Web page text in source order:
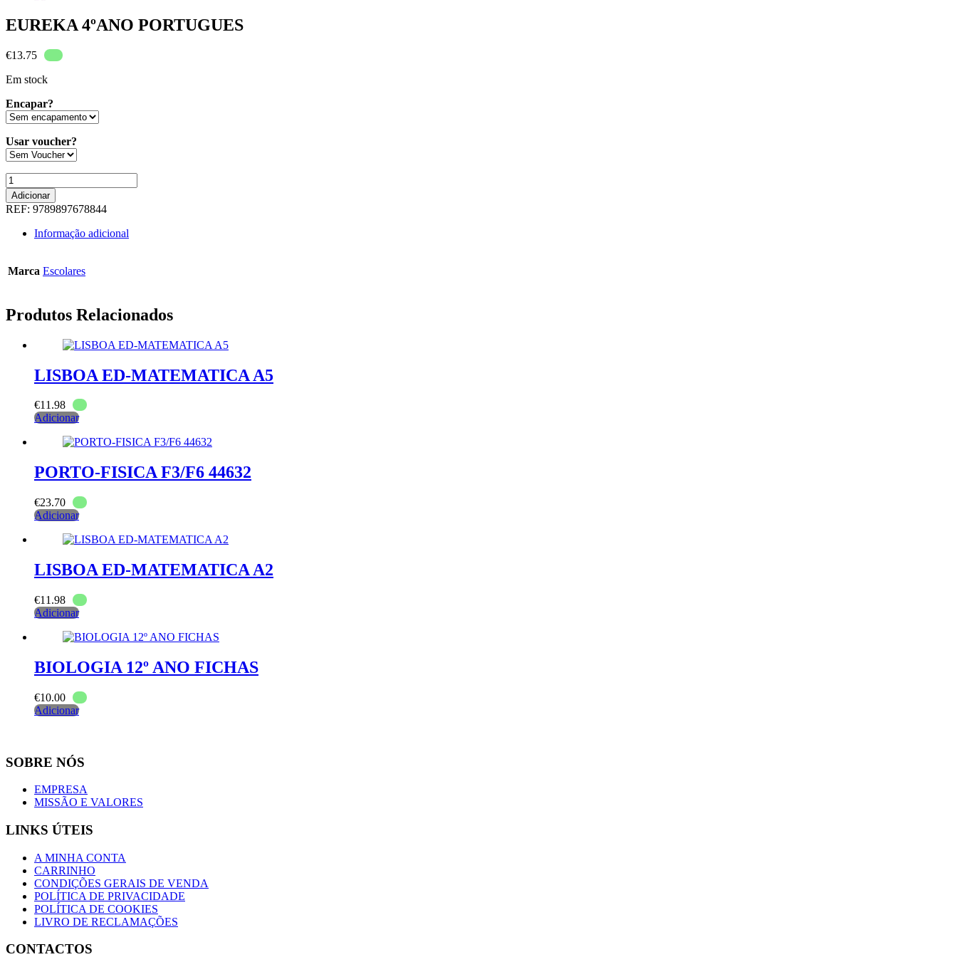
EUREKA 4ºANO PORTUGUES
€13.75
Em stock
Encapar?
Usar voucher?
Quantidade
de
EUREKA
4ºANO
PORTUGUES
Adicionar
REF: 9789897678844
Informação adicional
Marca Escolares
Produtos Relacionados
LISBOA ED-MATEMATICA A5
€11.98
Adicionar
PORTO-FISICA F3/F6 44632
€23.70
Adicionar
LISBOA ED-MATEMATICA A2
€11.98
Adicionar
BIOLOGIA 12º ANO FICHAS
€10.00
Adicionar
SOBRE NÓS
EMPRESA
MISSÃO E VALORES
LINKS ÚTEIS
A MINHA CONTA
CARRINHO
CONDIÇÕES GERAIS DE VENDA
POLÍTICA DE PRIVACIDADE
POLÍTICA DE COOKIES
LIVRO DE RECLAMAÇÕES
CONTACTOS